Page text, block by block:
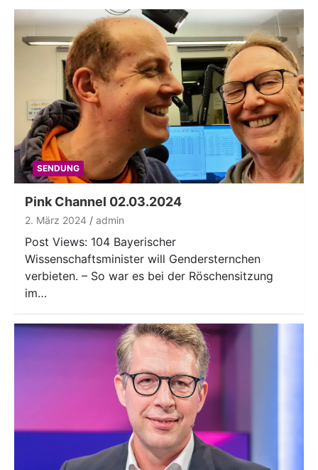
SENDUNG
Pink Channel 02.03.2024
2. März 2024 admin
Post Views: 104 Bayerischer
Wissenschaftsminister will Gendersternchen
verbieten. – So war es bei der Röschensitzung
im…